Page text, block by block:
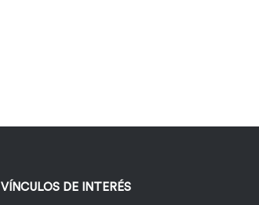
VÍNCULOS DE INTERÉS